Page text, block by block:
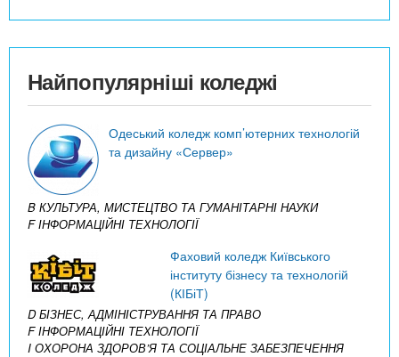
Найпопулярніші коледжі
Одеський коледж комп’ютерних технологій
та дизайну «Сервер»
B КУЛЬТУРА, МИСТЕЦТВО ТА ГУМАНІТАРНІ НАУКИ
F ІНФОРМАЦІЙНІ ТЕХНОЛОГІЇ
Фаховий коледж Київського
інституту бізнесу та технологій
(КІБіТ)
D БІЗНЕС, АДМІНІСТРУВАННЯ ТА ПРАВО
F ІНФОРМАЦІЙНІ ТЕХНОЛОГІЇ
I ОХОРОНА ЗДОРОВ’Я ТА СОЦІАЛЬНЕ ЗАБЕЗПЕЧЕННЯ